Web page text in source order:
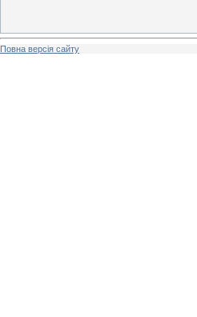
Повна версія сайту